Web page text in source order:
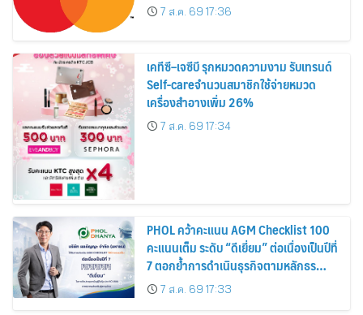
7 ส.ค. 69 17:36
เคทีซี–เจซีบี รุกหมวดความงาม รับเทรนด์
Self-careจำนวนสมาชิกใช้จ่ายหมวด
เครื่องสำอางเพิ่ม 26%
7 ส.ค. 69 17:34
PHOL คว้าคะแนน AGM Checklist 100
คะแนนเต็ม ระดับ “ดีเยี่ยม” ต่อเนื่องเป็นปีที่
7 ตอกย้ำการดำเนินธุรกิจตามหลักธร
รมาภิบาล โปร่งใส สร้างความเชื่อมั่นผู้ถือ
หุ้น
7 ส.ค. 69 17:33